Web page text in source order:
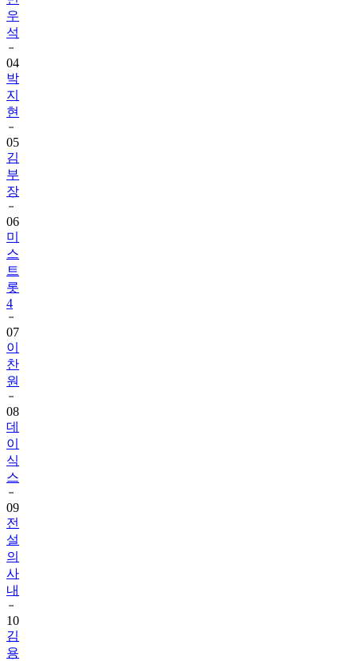
우
석
04
박
지
현
05
김
부
장
06
미
스
트
롯
4
07
이
찬
원
08
데
이
식
스
09
전
설
의
사
내
10
김
용